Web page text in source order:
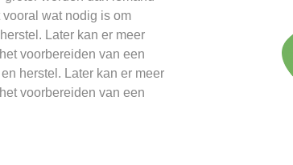
wat nodig is om
Later kan er meer
voorbereiden van een
herstel. Later kan er meer
voorbereiden van een